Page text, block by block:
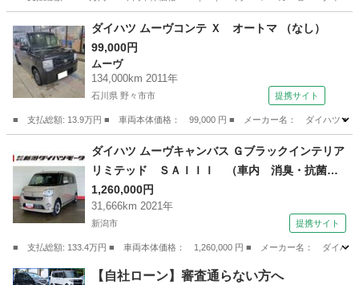
ダイハツ
ダイハツ ムーヴコンテ Ｘ オートマ （なし）
99,000円
ムーヴ
134,000km 2011年
石川県 野々市市 提携サイト
■ 支払総額: 13.9万円 ■ 車両本体価格： 99,000 円 ■ メーカー名： ダイハツ
ムーヴ
ダイハツ ムーヴキャンバス Ｇブラックインテリア
リミテッド ＳＡＩＩＩ （車内 消臭・抗菌
処理済） 衝突被害軽減システム 両側パワース
ライドドア ナビ パノラマモニター キーフリ
ーシステム （車検整備付）
1,260,000円
31,666km 2021年
新潟市 提携サイト
■ 支払総額: 133.4万円 ■ 車両本体価格： 1,260,000 円 ■ メーカー名： ダイハ
新潟 新潟市 ダイハツ
【自社ローン】審査通らない方へ